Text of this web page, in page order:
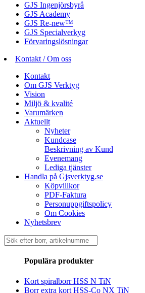
GJS Ingenjörsbyrå
GJS Academy
GJS Re-new™
GJS Specialverkyg
Förvaringslösningar
Kontakt / Om oss
Kontakt
Om GJS Verktyg
Vision
Miljö & kvalité
Varumärken
Aktuellt
Nyheter
Kundcase
Beskrivning av Kund
Evenemang
Lediga tjänster
Handla på Gjsverktyg.se
Köpvillkor
PDF-Faktura
Personuppgiftspolicy
Om Cookies
Nyhetsbrev
Sök
efter:
Populära produkter
Kort spiralborr HSS N TiN
Borr extra kort HSS-Co NX TiN